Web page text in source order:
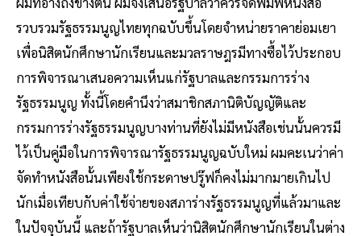
รวบรวมรัฐธรรมนูญไทยทุกฉบับขึ้นโดยจําหน่ายราคาย่อมเยา
เพื่อนิสิตนักศึกษานักเรียนและมวลราษฎรมีทางซื้อไว้ประกอบ
การพิจารณาเสนอความเห็นแก่รัฐบาลและกรรมการร่าง
รัฐธรรมนูญ ทั้งนี้โดยคํานึงว่าสมาชิกสภานิติบัญญัติและ
กรรมการร่างรัฐธรรมนูญบางท่านที่ยังไม่มีหนังสือเช่นนั้นควรมี
ไว้เป็นคู่มือในการพิจารณารัฐธรรมนูญฉบับใหม่ ผมคะเนว่าค่า
จัดทําหนังสือนั้นเพียงใช้กระดาษปรู๊ฟก็คงไม่มากมายเกินไป
นักเมื่อเทียบกับค่าใช้จ่ายของสภาร่างรัฐธรรมนูญที่แล้วมาและ
ในปัจจุบันนี้ และถ้ารัฐบาลเห็นว่านิสิตนักศึกษานักเรียนในต่าง